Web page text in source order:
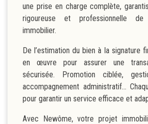
une prise en charge complète,
rigoureuse et professionnelle
immobilier.
De l’estimation du bien à la signature
en œuvre pour assurer une
sécurisée. Promotion ciblée,
accompagnement administratif…
pour garantir un service efficace et
Avec Newôme, votre projet